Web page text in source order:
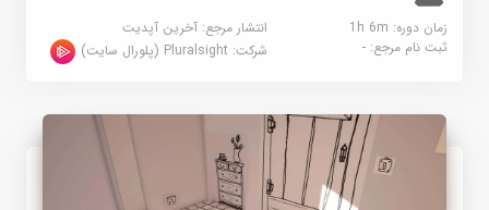
زمان دوره: 1h 6m
انتشار مرجع:آخرین آپدیت
ثبت نام مرجع:- شرکت:Pluralsight (پلورال سایت)